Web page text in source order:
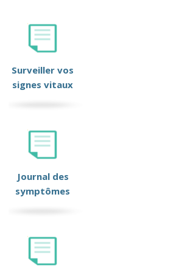
Surveiller vos
signes vitaux
Journal des
symptômes